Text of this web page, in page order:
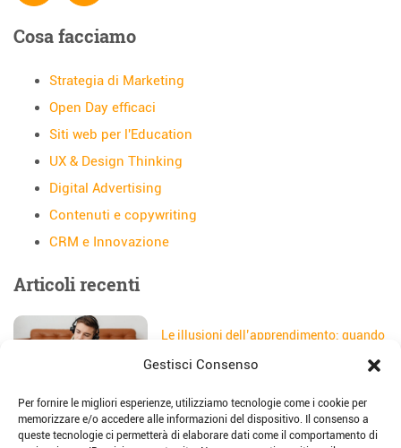
Gestisci Consenso
Per fornire le migliori esperienze, utilizziamo tecnologie come i cookie per
memorizzare e/o accedere alle informazioni del dispositivo. Il consenso a
queste tecnologie ci permetterà di elaborare dati come il comportamento di
Cosa facciamo
Strategia di Marketing
Open Day efficaci
Siti web per l'Education
UX & Design Thinking
Digital Advertising
Contenuti e copywriting
CRM e Innovazione
Articoli recenti
Le illusioni dell’apprendimento: quando
Data:5 Agosto 2026
Il sito web della scuola: come
trasformarlo in uno strumento di
storytelling e comunicazione